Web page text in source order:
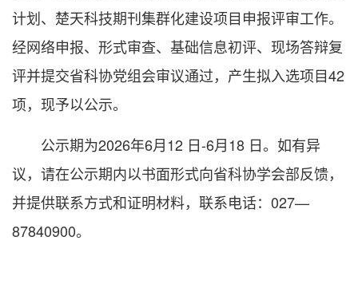
计划、楚天科技期刊集群化建设项目申报评审工作。
经网络申报、形式审查、基础信息初评、现场答辩复
评并提交省科协党组会审议通过，产生拟入选项目42
项，现予以公示。
公示期为2026年6月12 日-6月18 日。如有异
议，请在公示期内以书面形式向省科协学会部反馈，
并提供联系方式和证明材料，联系电话：027—
87840900。